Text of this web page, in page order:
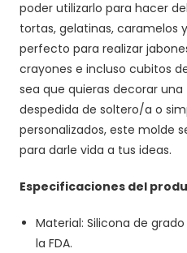
poder utilizarlo para hacer
tortas, gelatinas, caramelos
perfecto para realizar
crayones e incluso cubitos
sea que quieras decorar
despedida de soltero/a o
personalizados, este molde
para darle vida a tus ideas.
Especificaciones del
Material: Silicona de
la FDA.